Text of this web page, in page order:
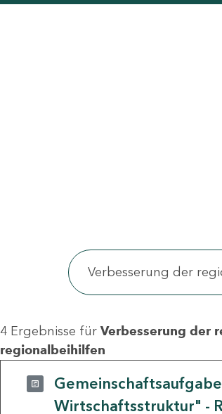
4 Ergebnisse für Verbesserung der
regionalbeihilfen
Wirtschaftsstruktur" -